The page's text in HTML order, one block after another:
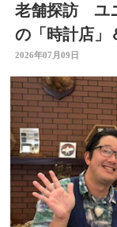
老舗探訪 ユ
の「時計店」
る「酒店」
2026年07月09日